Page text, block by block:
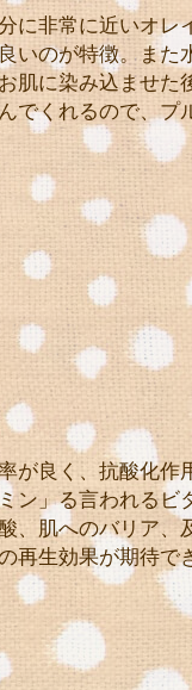
に非常に近いオレ
いのが特徴。また
肌に染み込ませた
でくれるので、プ
が良く、抗酸化作
ン」る言われるビ
、肌へのバリア、
再生効果が期待で